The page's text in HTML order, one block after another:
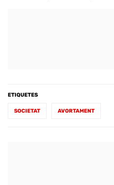
ETIQUETES
SOCIETAT AVORTAMENT